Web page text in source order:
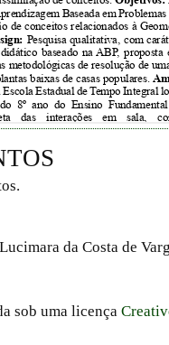
da Costa de
sob uma licença